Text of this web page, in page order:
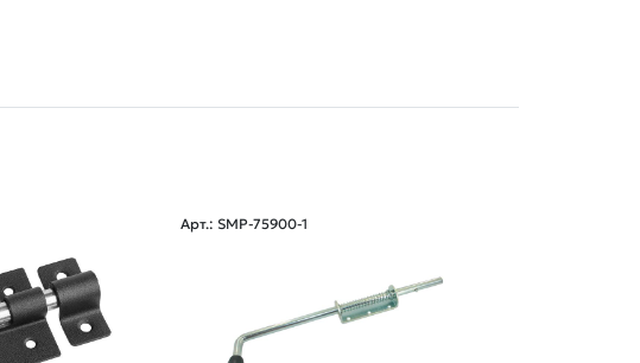
Арт.: SMP-75900-1